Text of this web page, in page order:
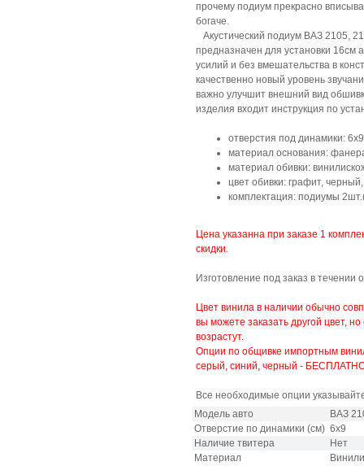
прочему подиум прекрасно
богаче.
Акустический подиум ВАЗ 2105,
предназначен для установки 16см
усилий и без вмешательства в
качественно новый уровень
важно улучшит внешний вид
изделия входит инструкция по
отверстия под динамики:
материал основания:
материал обивки:
цвет обивки: графит,
комплектация: подиумы
Цена указанна при заказе 1
скидки.
Изготовление под заказ в течении
Цвет винила в наличии обычно
вы можете заказать другой цвет,
возрастут.
Опции по общивке импортным
серый, синий, черный -
Все необходимые опции
Модель авто
ВАЗ
Отверстие по динамики (см) 6х9
Наличие твитера
Нет
Материал